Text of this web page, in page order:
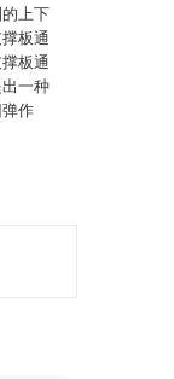
上下
板通
板通
一种
作